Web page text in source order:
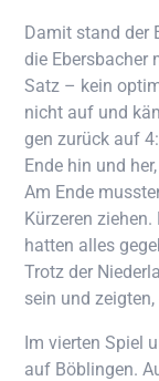
Damit stand der
die Ebers­ba­cher
Satz – kein
nicht auf und
gen zurück auf
Ende hin und
Am Ende
Kür­ze­ren
hat­ten alles
Trotz der
sein und
Im vier­ten Spiel
auf Böb­lin­gen.